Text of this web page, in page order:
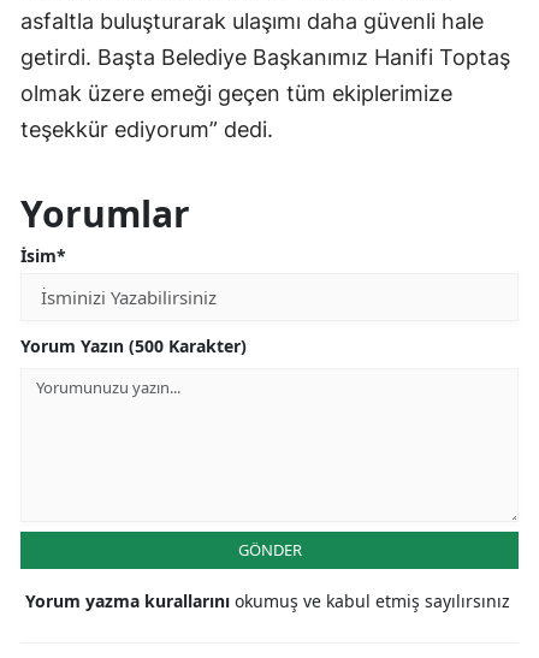
asfaltla buluşturarak ulaşımı daha güvenli hale
getirdi. Başta Belediye Başkanımız Hanifi Toptaş
olmak üzere emeği geçen tüm ekiplerimize
teşekkür ediyorum” dedi.
Yorumlar
İsim*
Yorum Yazın (500 Karakter)
GÖNDER
Yorum yazma kurallarını okumuş ve kabul etmiş sayılırsınız